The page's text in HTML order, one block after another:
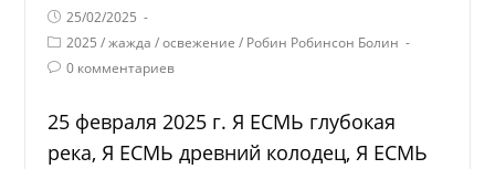
25/02/2025
2025 / жажда / освежение / Робин Робинсон Болин
0 комментариев
25 февраля 2025 г. Я ЕСМЬ глубокая
река, Я ЕСМЬ древний колодец, Я ЕСМЬ